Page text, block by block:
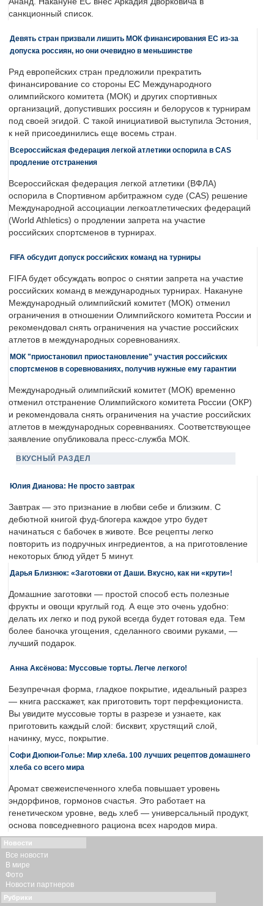
санкционный список.
Девять стран призвали лишить МОК финансирования ЕС из-за
допуска россиян, но они очевидно в меньшинстве
Ряд европейских стран предложили прекратить
финансирование со стороны ЕС Международного
олимпийского комитета (МОК) и других спортивных
организаций, допустивших россиян и белорусов к турнирам
под своей эгидой. С такой инициативой выступила Эстония,
к ней присоединились еще восемь стран.
Всероссийская федерация легкой атлетики оспорила в CAS
продление отстранения
Всероссийская федерация легкой атлетики (ВФЛА)
оспорила в Спортивном арбитражном суде (CAS) решение
Международной ассоциации легкоатлетических федераций
(World Athletics) о продлении запрета на участие
российских спортсменов в турнирах.
FIFA обсудит допуск российских команд на турниры
FIFA будет обсуждать вопрос о снятии запрета на участие
российских команд в международных турнирах. Накануне
Международный олимпийский комитет (МОК) отменил
ограничения в отношении Олимпийского комитета России и
рекомендовал снять ограничения на участие российских
атлетов в международных соревнованиях.
МОК "приостановил приостановление" участия российских
спортсменов в соревнованиях, получив нужные ему гарантии
Международный олимпийский комитет (МОК) временно
отменил отстранение Олимпийского комитета России (ОКР)
и рекомендовала снять ограничения на участие российских
атлетов в международных соревнваниях. Соответствующее
заявление опубликовала пресс-служба МОК.
ВКУСНЫЙ РАЗДЕЛ
Юлия Дианова: Не просто завтрак
Завтрак — это признание в любви себе и близким. С
дебютной книгой фуд-блогера каждое утро будет
начинаться с бабочек в животе. Все рецепты легко
повторить из подручных ингредиентов, а на приготовление
некоторых блюд уйдет 5 минут.
Дарья Близнюк: «Заготовки от Даши. Вкусно, как ни «крути»!
Домашние заготовки — простой способ есть полезные
фрукты и овощи круглый год. А еще это очень удобно:
делать их легко и под рукой всегда будет готовая еда. Тем
более баночка угощения, сделанного своими руками, —
лучший подарок.
Анна Аксёнова: Муссовые торты. Легче легкого!
Безупречная форма, гладкое покрытие, идеальный разрез
— книга расскажет, как приготовить торт перфекциониста.
Вы увидите муссовые торты в разрезе и узнаете, как
приготовить каждый слой: бисквит, хрустящий слой,
начинку, мусс, покрытие.
Софи Дюпюи-Голье: Мир хлеба. 100 лучших рецептов домашнего
хлеба со всего мира
Аромат свежеиспеченного хлеба повышает уровень
эндорфинов, гормонов счастья. Это работает на
генетическом уровне, ведь хлеб — универсальный продукт,
основа повседневного рациона всех народов мира.
Новости
Все новости
В мире
Фото
Новости партнеров
Рубрики